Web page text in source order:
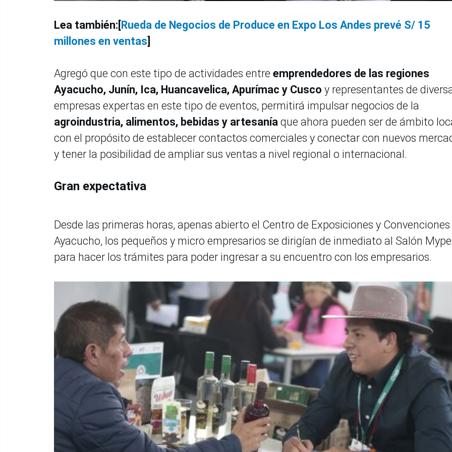
Lea también:[Rueda de Negocios de Produce en Expo Los Andes prevé S/ 15
millones en ventas]
Agregó que con este tipo de actividades entre emprendedores de las regiones
Ayacucho, Junín, Ica, Huancavelica, Apurímac y Cusco y representantes de
empresas expertas en este tipo de eventos, permitirá impulsar negocios de la
agroindustria, alimentos, bebidas y artesanía que ahora pueden ser de ámbito
con el propósito de establecer contactos comerciales y conectar con nuevos
y tener la posibilidad de ampliar sus ventas a nivel regional o internacional.
Gran expectativa
Desde las primeras horas, apenas abierto el Centro de Exposiciones y Convenciones
Ayacucho, los pequeños y micro empresarios se dirigían de inmediato al Salón Mype
para hacer los trámites para poder ingresar a su encuentro con los empresarios.